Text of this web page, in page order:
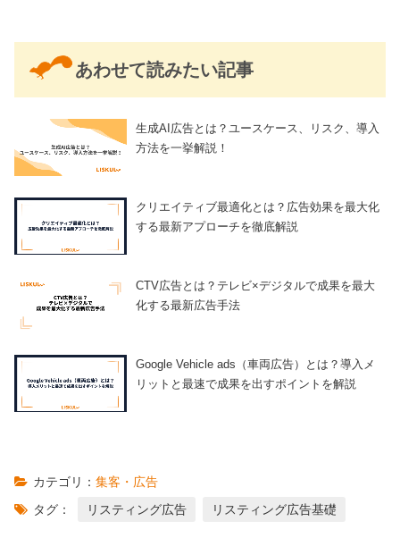
あわせて読みたい記事
生成AI広告とは？ユースケース、リスク、導入
方法を一挙解説！
クリエイティブ最適化とは？広告効果を最大化
する最新アプローチを徹底解説
CTV広告とは？テレビ×デジタルで成果を最大
化する最新広告手法
Google Vehicle ads（車両広告）とは？導入メ
リットと最速で成果を出すポイントを解説
カテゴリ： 集客・広告
タグ：
リスティング広告 リスティング広告基礎